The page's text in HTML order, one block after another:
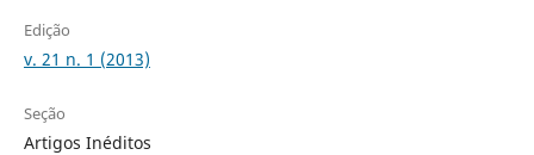
Edição
v. 21 n. 1 (2013)
Seção
Artigos Inéditos